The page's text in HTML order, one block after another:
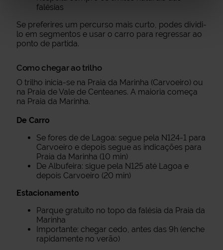
falésias
Se preferires um percurso mais curto, podes dividi-
lo em segmentos e usar o carro para regressar ao
ponto de partida.
Como chegar ao trilho
O trilho inicia-se na Praia da Marinha (Carvoeiro) ou
na Praia de Vale de Centeanes. A maioria começa
na Praia da Marinha.
De Carro
Se fores de de Lagoa: segue pela N124-1 para
Carvoeiro e depois segue as indicações para
Praia da Marinha (10 min)
De Albufeira: sigue pela N125 até Lagoa e
depois Carvoeiro (20 min)
Estacionamento
Parque gratuito no topo da falésia da Praia da
Marinha
Importante: chegar cedo, antes das 9h (enche
rapidamente no verão)